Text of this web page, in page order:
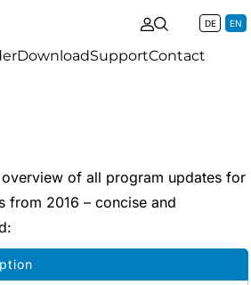
DownloadSupportContact
DE EN
of all program updates for
from 2016 – concise and